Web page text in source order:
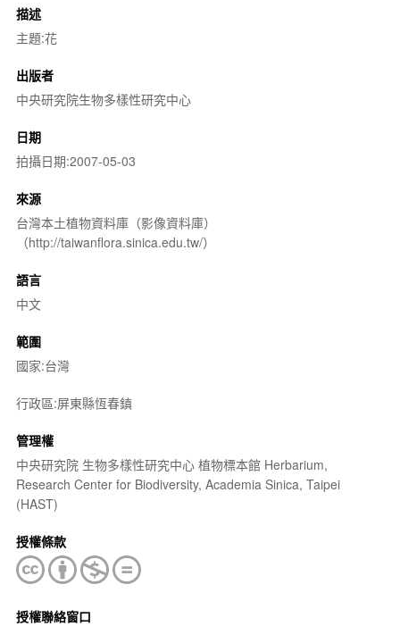
描述
主題:花
出版者
中央研究院生物多樣性研究中心
日期
拍攝日期:2007-05-03
來源
台灣本土植物資料庫（影像資料庫）
（http://taiwanflora.sinica.edu.tw/）
語言
中文
範圍
國家:台灣
行政區:屏東縣恆春鎮
管理權
中央研究院 生物多樣性研究中心 植物標本館 Herbarium,
Research Center for Biodiversity, Academia Sinica, Taipei
(HAST)
授權條款
授權聯絡窗口